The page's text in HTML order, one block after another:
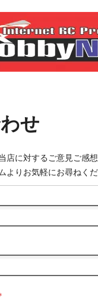
せ
店に対するご意見ご感
よりお気軽にお尋ねくだ